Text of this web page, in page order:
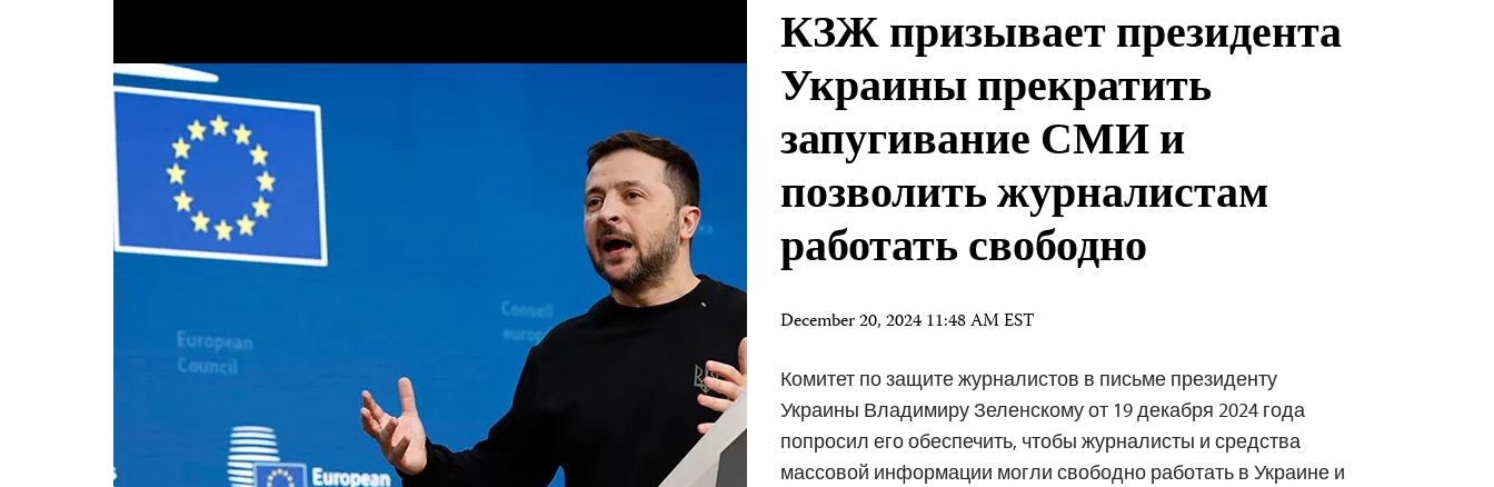
КЗЖ призывает президента
Украины прекратить
запугивание СМИ и
позволить журналистам
работать свободно
December 20, 2024 11:48 AM EST
Комитет по защите журналистов в письме президенту
Украины Владимиру Зеленскому от 19 декабря 2024 года
попросил его обеспечить, чтобы журналисты и средства
массовой информации могли свободно работать в Украине и